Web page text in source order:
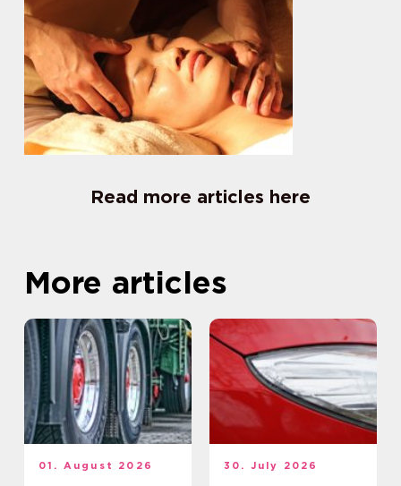
Read more articles here
More articles
01. August 2026 30. July 2026